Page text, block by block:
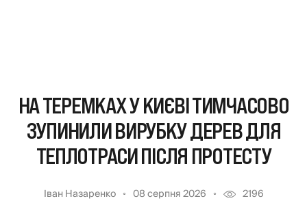
НА ТЕРЕМКАХ У КИЄВІ ТИМЧАСОВО
ЗУПИНИЛИ ВИРУБКУ ДЕРЕВ ДЛЯ
ТЕПЛОТРАСИ ПІСЛЯ ПРОТЕСТУ
Іван Назаренко 08 серпня 2026 2196